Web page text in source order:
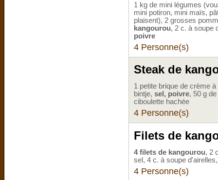
1 kg de mini légumes
mini potiron, mini maïs,
plaisent), 2 grosses
kangourou, 2 c. à soupe
poivre
4 Personne(s)
Steak de
1 petite brique de crème
bintje, sel, poivre, 50 g
ciboulette hachée
4 Personne(s)
Filets de
4 filets de kangourou, 2
sel, 4 c. à soupe
4 Personne(s)